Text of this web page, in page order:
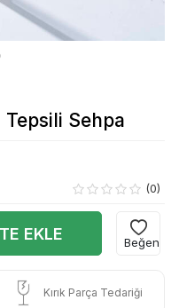
Tepsili Sehpa
(0)
EKLE Beğen
Kırık Parça Tedariği